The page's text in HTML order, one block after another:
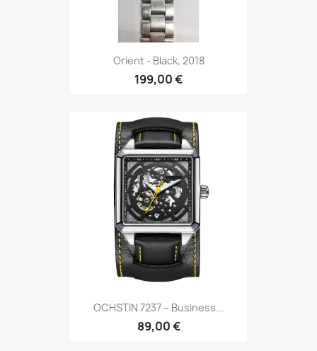
Orient - Black, 2018
199,00 €
OCHSTIN 7237 – Business...
89,00 €